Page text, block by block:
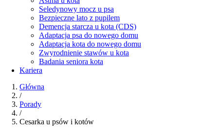
Seledynowy mocz u psa
Bezpieczne lato z pupilem
Demencja starcza u kota (CDS)
Adaptacja psa do nowego domu
Adaptacja kota do nowego domu
Zwyrodnienie stawów u kota
Badania seniora kota
Kariera
Główna
/
Porady
/
Cesarka u psów i kotów